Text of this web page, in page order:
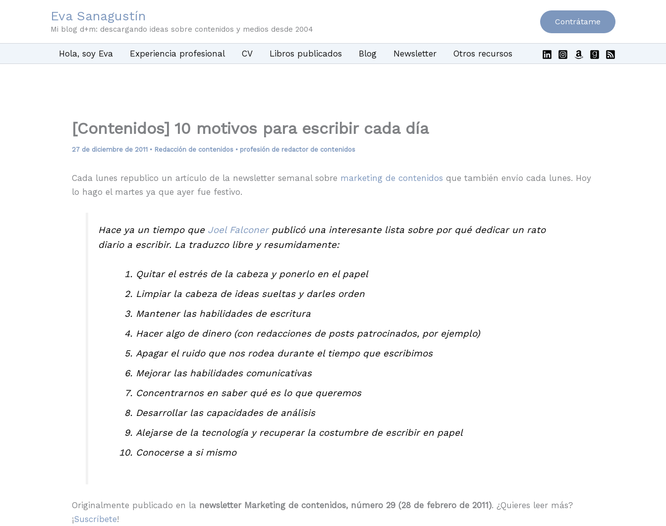
Eva Sanagustín
Mi blog d+m: descargando ideas sobre contenidos y medios desde 2004
Contrátame
Hola, soy Eva Experiencia profesional CV Libros publicados Blog Newsletter Otros recursos
[Contenidos] 10 motivos para escribir cada día
27 de diciembre de 2011 • Redacción de contenidos• profesión de redactor de contenidos
Cada lunes republico un artículo de la newsletter semanal sobre marketing de contenidos que también envío cada lunes. Hoy
lo hago el martes ya que ayer fue festivo.
Hace ya un tiempo que Joel Falconerpublicó una interesante lista sobre por qué dedicar un rato
diario a escribir. La traduzco libre y resumidamente:
Quitar el estrés de la cabeza y ponerlo en el papel
Limpiar la cabeza de ideas sueltas y darles orden
Mantener las habilidades de escritura
Hacer algo de dinero (con redacciones de posts patrocinados, por ejemplo)
Apagar el ruido que nos rodea durante el tiempo que escribimos
Mejorar las habilidades comunicativas
Concentrarnos en saber qué es lo que queremos
Desarrollar las capacidades de análisis
Alejarse de la tecnología y recuperar la costumbre de escribir en papel
Conocerse a si mismo
Originalmente publicado en la newsletter Marketing de contenidos, número 29 (28 de febrero de 2011). ¿Quieres leer más?
¡Suscríbete!